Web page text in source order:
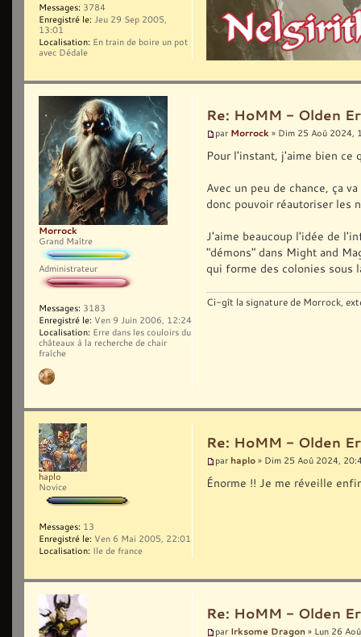
Messages: 3784
Enregistré le: Jeu 29 Sep 2005,
13:01
Localisation: En train de boire un pot
avec Dédale
Re: HoMM - Olden
par Morrock » Dim 25 Aoû 2024,
Pour l'instant, j'aime bien ce
Avec un peu de chance, ça
donc pouvoir réautoriser les
J'aime beaucoup l'idée de
"démons" dans Might and
qui forme des colonies sous
Ci-gît la signature de Morrock,
Morrock
Grand Maître
Administrateur
Messages: 3183
Enregistré le: Ven 9 Juin 2006, 12:24
Localisation: Erre dans les couloirs du
châteaux à la recherche de chair
fraîche
Re: HoMM - Olden
par haplo » Dim 25 Aoû 2024,
Énorme !! Je me réveille
haplo
Novice
Messages: 13
Enregistré le: Ven 6 Mai 2005, 22:01
Localisation: Ile de france
Re: HoMM - Olden
par Irksome Dragon » Lun 26